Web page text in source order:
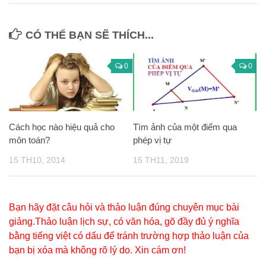
CÓ THỂ BẠN SẼ THÍCH...
0
Cách học nào hiệu quả cho
môn toán?
15 TH10, 2014
0
Tìm ảnh của một điểm qua
phép vị tự
15 TH11, 2019
Bạn hãy đặt câu hỏi và thảo luận đúng chuyên mục bài
giảng.Thảo luận lịch sự, có văn hóa, gõ đầy đủ ý nghĩa
bằng tiếng việt có dấu để tránh trường hợp thảo luận của
bạn bị xóa mà không rõ lý do. Xin cám ơn!